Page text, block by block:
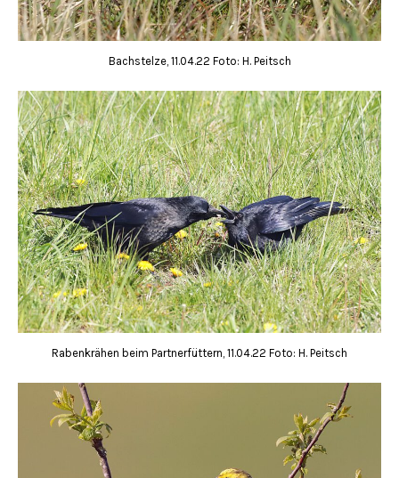
Bachstelze, 11.04.22 Foto: H. Peitsch
Rabenkrähen beim Partnerfüttern, 11.04.22 Foto: H. Peitsch